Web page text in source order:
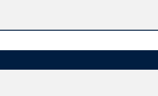
冒険に変えてくれます